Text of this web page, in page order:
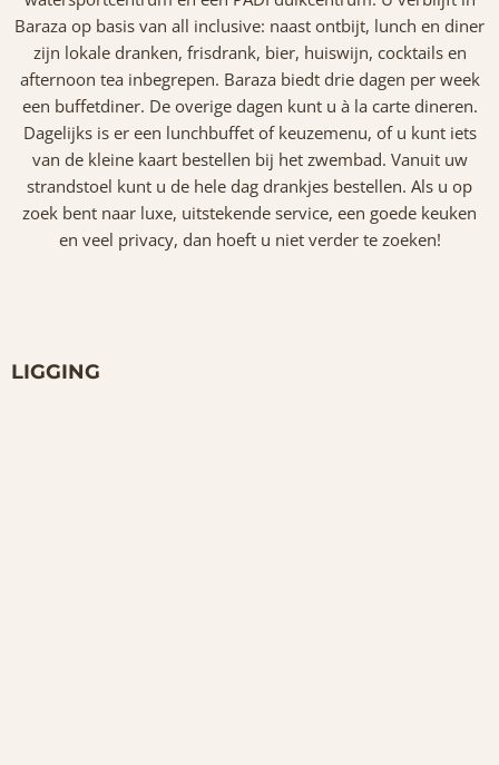
Baraza op basis van all inclusive: naast ontbijt, lunch en diner
zijn lokale dranken, frisdrank, bier, huiswijn, cocktails en
afternoon tea inbegrepen. Baraza biedt drie dagen per week
een buffetdiner. De overige dagen kunt u à la carte dineren.
Dagelijks is er een lunchbuffet of keuzemenu, of u kunt iets
van de kleine kaart bestellen bij het zwembad. Vanuit uw
strandstoel kunt u de hele dag drankjes bestellen. Als u op
zoek bent naar luxe, uitstekende service, een goede keuken
en veel privacy, dan hoeft u niet verder te zoeken!
LIGGING